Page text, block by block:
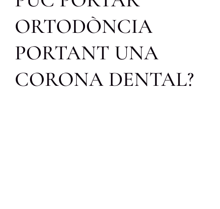
ORTODÒNCIA
PORTANT UNA
CORONA DENTAL?